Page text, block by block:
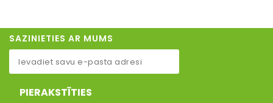
SAZINIETIES AR MUMS
PIERAKSTĪTIES